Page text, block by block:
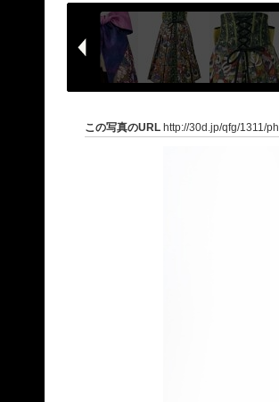
この写真のURL http://30d.jp/qfg/1311/